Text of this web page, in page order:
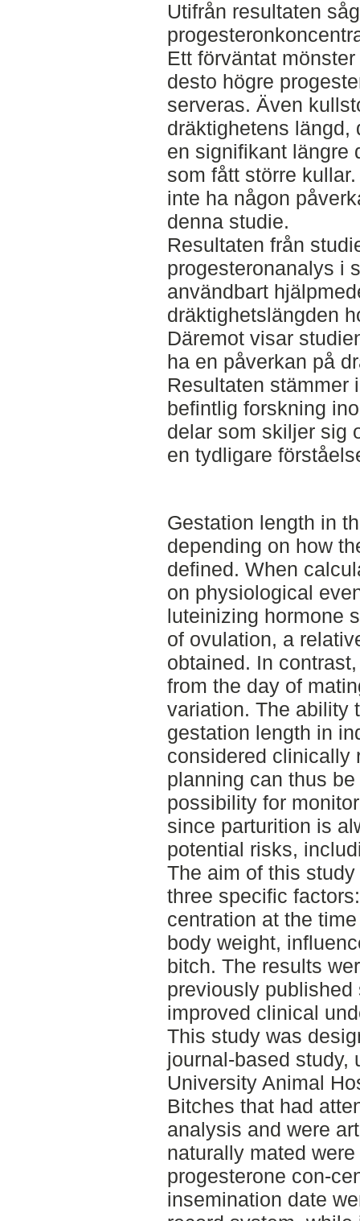
Utifrån resultaten
Ett förväntat
desto högre
serveras. Även
dräktighetens längd,
en signifikant längre
som fått större
inte ha någon
denna studie.
Resultaten från
progesteronanalys i
användbart
dräktighetslängden
Däremot visar
ha en påverkan på
Resultaten stämmer
befintlig forskning
delar som skiljer sig
en tydligare
Gestation length in
depending on how
defined. When
on physiological
luteinizing hormone
of ovulation, a
obtained. In
from the day of
variation. The ability
gestation length in
considered clinically
planning can thus
possibility for
since parturition is
potential risks,
The aim of this
three specific
centration at the
body weight,
bitch. The results
previously
improved clinical
This study was
journal-based study,
University Animal
Bitches that had
analysis and were
naturally mated
progesterone con-
insemination date